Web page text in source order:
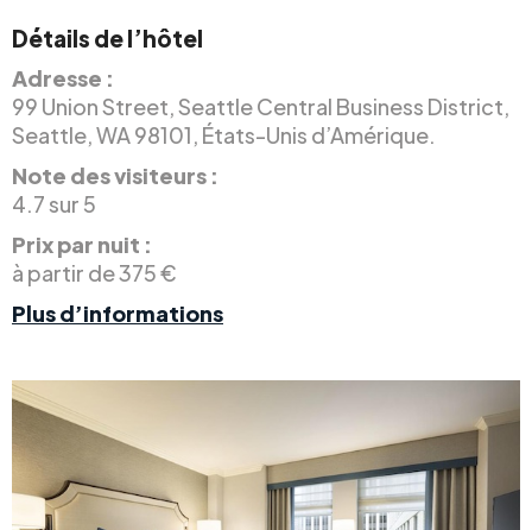
Détails de l’hôtel
Adresse :
99 Union Street, Seattle Central Business District,
Seattle, WA 98101, États-Unis d’Amérique.
Note des visiteurs :
4.7 sur 5
Prix par nuit :
à partir de 375 €
Plus d’informations